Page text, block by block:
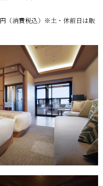
（消費税込）※土・休前日は販